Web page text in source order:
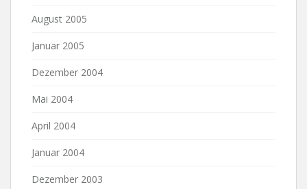
August 2005
Januar 2005
Dezember 2004
Mai 2004
April 2004
Januar 2004
Dezember 2003